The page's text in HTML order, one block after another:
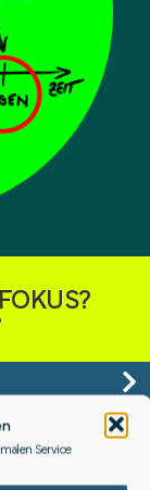
Service